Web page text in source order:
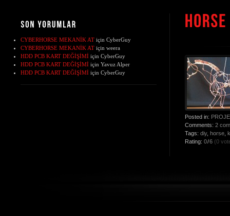
Posted in:
Comments: 2
Tags: diy, horse
Rating: 0/6 (0
CYBERHORSE MEKANİK AT için CyberGuy
CYBERHORSE MEKANİK AT için weera
HDD PCB KART DEĞİŞİMİ için CyberGuy
HDD PCB KART DEĞİŞİMİ için Yavuz Alper
HDD PCB KART DEĞİŞİMİ için CyberGuy